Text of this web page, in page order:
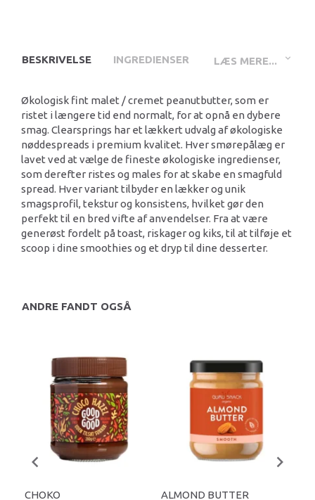
LÆS MERE...
BESKRIVELSE INGREDIENSER
Økologisk fint malet / cremet peanutbutter, som er
ristet i længere tid end normalt, for at opnå en dybere
smag. Clearsprings har et lækkert udvalg af økologiske
nøddespreads i premium kvalitet. Hver smørepålæg er
lavet ved at vælge de fineste økologiske ingredienser,
som derefter ristes og males for at skabe en smagfuld
spread. Hver variant tilbyder en lækker og unik
smagsprofil, tekstur og konsistens, hvilket gør den
perfekt til en bred vifte af anvendelser. Fra at være
generøst fordelt på toast, riskager og kiks, til at tilføje et
scoop i dine smoothies og et dryp til dine desserter.
ANDRE FANDT OGSÅ
CHOKO ALMOND BUTTER